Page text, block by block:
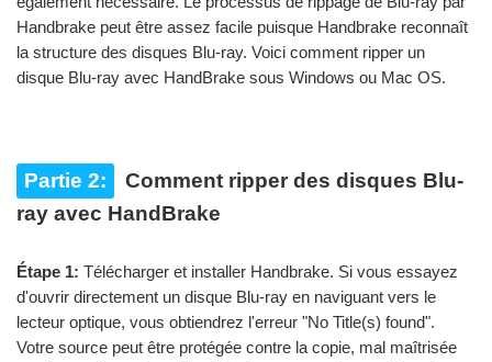
Handbrake peut être assez facile puisque Handbrake reconnaît
la structure des disques Blu-ray. Voici comment ripper un
disque Blu-ray avec HandBrake sous Windows ou Mac OS.
Partie 2:
Comment ripper des disques Blu-
ray avec HandBrake
Étape 1: Télécharger et installer Handbrake. Si vous essayez
d'ouvrir directement un disque Blu-ray en naviguant vers le
lecteur optique, vous obtiendrez l'erreur "No Title(s) found".
Votre source peut être protégée contre la copie, mal maîtrisée